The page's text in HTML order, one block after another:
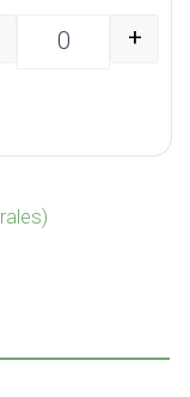
Backpack
+